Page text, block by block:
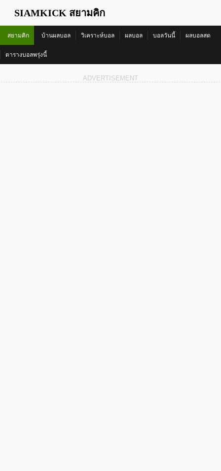
SIAMKICK สยามคิก
สยามคิก บ้านผลบอล วิเคราะห์บอล ผลบอล บอลวันนี้ ผลบอลสด
ตารางบอลพรุ่งนี้
ADVERTISEMENT